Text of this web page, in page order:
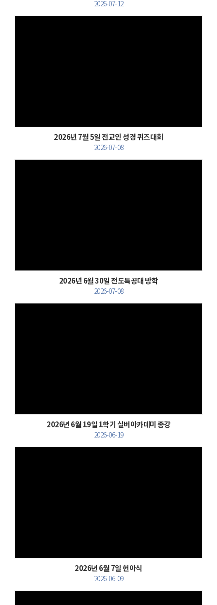
2026-07-12
2026년 7월 5일 전교인 성경 퀴즈대회
2026-07-08
2026년 6월 30일 전도특공대 방학
2026-07-08
2026년 6월 19일 1학기 실버아카데미 종강
2026-06-19
2026년 6월 7일 헌아식
2026-06-09